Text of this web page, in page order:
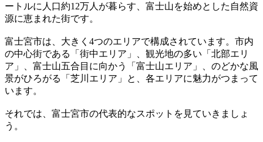
ートルに人口約12万人が暮らす、富士山を始めとした自然資
源に恵まれた街です。
富士宮市は、大きく4つのエリアで構成されています。市内
の中心街である「街中エリア」、観光地の多い「北部エリ
ア」、富士山五合目に向かう「富士山エリア」、のどかな風
景がひろがる「芝川エリア」と、各エリアに魅力がつまって
います。
それでは、富士宮市の代表的なスポットを見ていきましょ
う。